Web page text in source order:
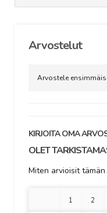
Arvostelut
Arvostele
KIRJOITA OMA
OLET
Miten arvioisit
1 tähti 2